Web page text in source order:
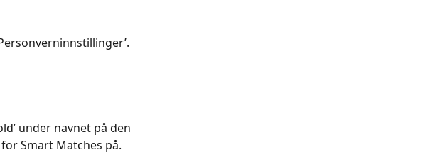
under navnet på den
Smart Matches på.